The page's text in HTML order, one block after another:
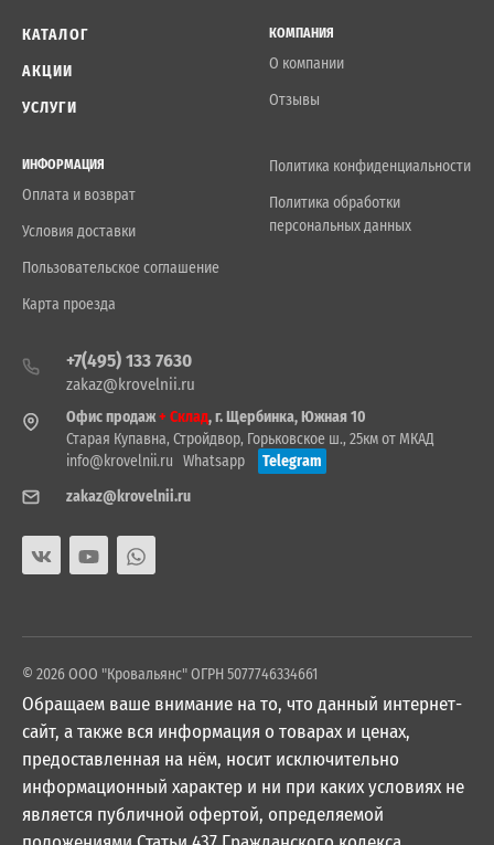
КАТАЛОГ
АКЦИИ
УСЛУГИ
КОМПАНИЯ
О компании
Отзывы
ИНФОРМАЦИЯ
Оплата и возврат
Условия доставки
Пользовательское соглашение
Карта проезда
Политика конфиденциальности
Политика обработки
персональных данных
+7(495) 133 7630
zakaz@krovelnii.ru
Офис продаж+ Склад, г. Щербинка, Южная 10
Старая Купавна, Стройдвор, Горьковское ш., 25км от МКАД
info@krovelnii.ru Whatsapp
Telegram
zakaz@krovelnii.ru
© 2026 ООО "Кровальянс" ОГРН 5077746334661
Обращаем ваше внимание на то, что данный интернет-
сайт, а также вся информация о товарах и ценах,
предоставленная на нём, носит исключительно
информационный характер и ни при каких условиях не
является публичной офертой, определяемой